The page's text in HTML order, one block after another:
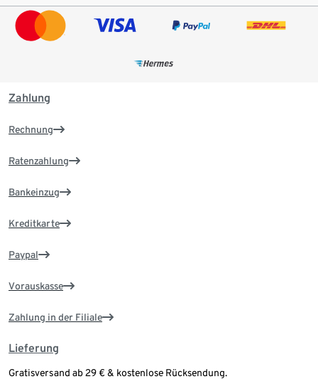
Zahlung
Rechnung
Ratenzahlung
Bankeinzug
Kreditkarte
Paypal
Vorauskasse
Zahlung in der Filiale
Lieferung
Gratisversand ab 29 € & kostenlose Rücksendung.